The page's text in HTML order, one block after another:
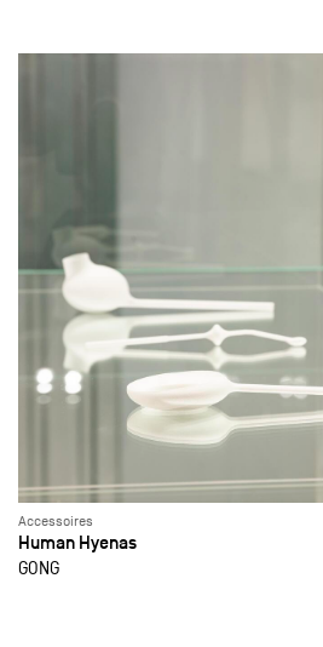
Accessoires
Human Hyenas
GONG